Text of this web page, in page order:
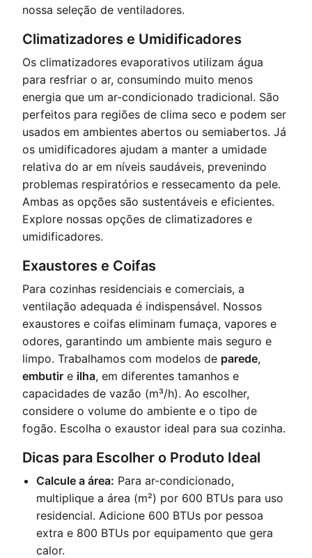
nossa seleção de ventiladores.
Climatizadores e Umidificadores
Os climatizadores evaporativos utilizam água
para resfriar o ar, consumindo muito menos
energia que um ar-condicionado tradicional. São
perfeitos para regiões de clima seco e podem ser
usados em ambientes abertos ou semiabertos. Já
os umidificadores ajudam a manter a umidade
relativa do ar em níveis saudáveis, prevenindo
problemas respiratórios e ressecamento da pele.
Ambas as opções são sustentáveis e eficientes.
Explore nossas opções de climatizadores e
umidificadores.
Exaustores e Coifas
Para cozinhas residenciais e comerciais, a
ventilação adequada é indispensável. Nossos
exaustores e coifas eliminam fumaça, vapores e
odores, garantindo um ambiente mais seguro e
limpo. Trabalhamos com modelos de parede,
embutir e ilha, em diferentes tamanhos e
capacidades de vazão (m³/h). Ao escolher,
considere o volume do ambiente e o tipo de
fogão. Escolha o exaustor ideal para sua cozinha.
Dicas para Escolher o Produto Ideal
Calcule a área: Para ar-condicionado,
multiplique a área (m²) por 600 BTUs para uso
residencial. Adicione 600 BTUs por pessoa
extra e 800 BTUs por equipamento que gera
calor.